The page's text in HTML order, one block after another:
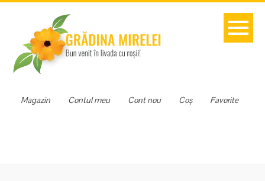
Favorite
Coș
Cont nou
Contul meu
Magazin